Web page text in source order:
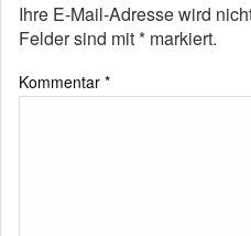
Ihre E-Mail-Adresse wird
Felder sind mit* markiert.
Kommentar *